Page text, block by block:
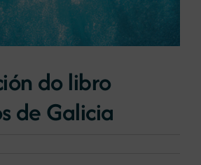
do libro
de Galicia